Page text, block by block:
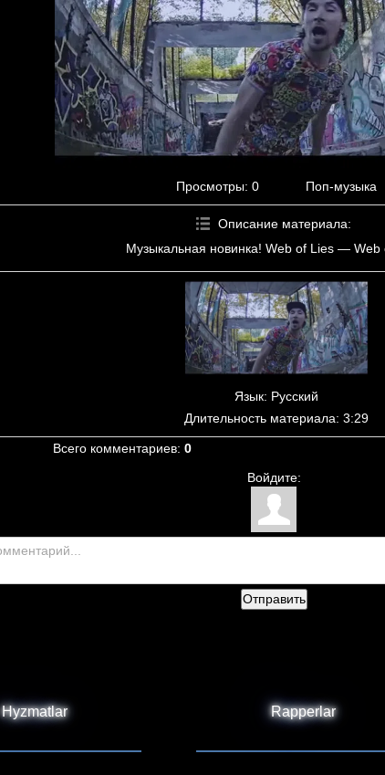
Просмотры: 0 Поп-музыка
Описание материала:
Музыкальная новинка! Web of Lies — Web
Язык: Русский
Длительность материала: 3:29
Всего комментариев: 0
Войдите:
Отправить
Hyzmatlar Rapperlar